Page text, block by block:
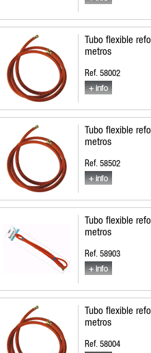
Tubo flexible
metros
Ref. 58002
Tubo flexible
metros
Ref. 58502
Tubo flexible
metros
Ref. 58903
Tubo flexible
metros
Ref. 58004